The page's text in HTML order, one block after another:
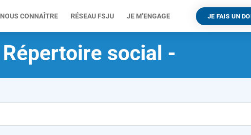
NOUS CONNAÎTRE RÉSEAU FSJU JE M’ENGAGE JE FAIS UN
Répertoire social -A